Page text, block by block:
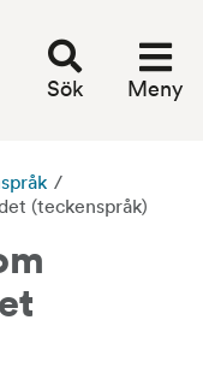
Sök Meny
/
(teckenspråk)